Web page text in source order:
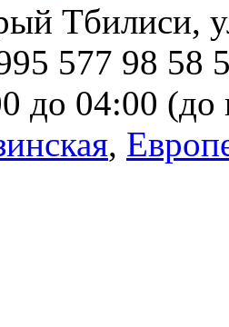
Тбилиси,
577 98 58
до 04:00 (до
,